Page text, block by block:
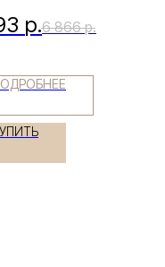
р.6 866 р.